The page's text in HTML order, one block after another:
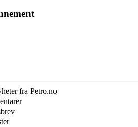
fra Petro.no